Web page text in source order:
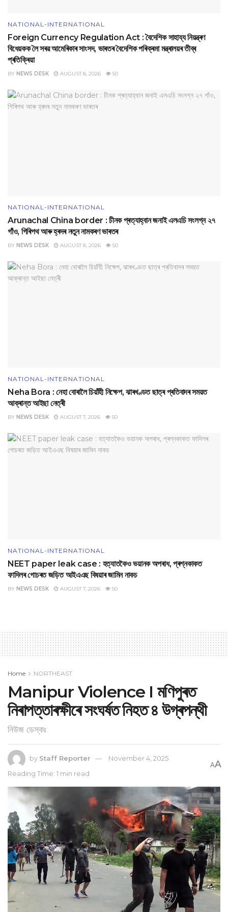
NATIONAL-INTERNATIONAL
Foreign Currency Regulation Act : বৈদেশিক সাহায্য নিয়ন্ত্ৰণ
বিধেয়কক লৈ সৰৱ আমেৰিকাৰ সাংসদ, ভাৰতৰ বৈদেশিক পৰিক্ৰমা মন্ত্ৰালয়ৰ তীব্ৰ
প্ৰতিক্ৰিয়া
BY NEWS DESK AUGUST 8, 2026 50
NATIONAL-INTERNATIONAL
Arunachal China border : চীনক প্ৰত্যাহ্বান জনাই এলএচি সংলগ্ন ২৭
গাঁও, গিৰিপথ আৰু হ্ৰদৰ নতুন নামকৰণ ভাৰতৰ
BY NEWS DESK AUGUST 8, 2026 50
NATIONAL-INTERNATIONAL
Neha Bora : নেহা বোৰালৈ চিয়াঁহী নিক্ষেপ, ঝাৰখণ্ডত ছাত্ৰ প্ৰতিবাদৰ সময়ত
আক্ৰান্ত আইছা নেত্ৰী
BY NEWS DESK AUGUST 7, 2026 50
NATIONAL-INTERNATIONAL
NEET paper leak case : হত্যাতকৈও ভয়ানক অপৰাধ, প্ৰশ্নকাকত
ফাদিলৰ গোচৰত জড়িত আইএএছ বিষয়াৰ জামিন নাকচ
BY NEWS DESK AUGUST 7, 2026 50
Home NORTHEAST
Manipur Violence I মণিপুৰত
নিৰাপত্তাৰক্ষীৰে সংঘৰ্ষত নিহত ৪ উগ্ৰপন্থী
নিউজ ডেস্কঃ
by Staff Reporter
November 4, 2025
Reading Time: 1 min read
AA